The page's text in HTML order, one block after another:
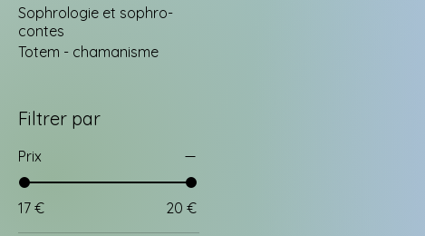
Sophrologie et sophro-
contes
Totem - chamanisme
Filtrer par
Prix
17 € 20 €